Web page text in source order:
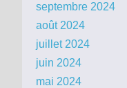
septembre 2024
août 2024
juillet 2024
juin 2024
mai 2024